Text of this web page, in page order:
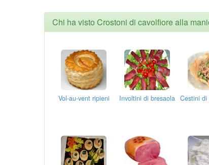
Chi ha visto Crostoni di cavolfiore alla
Vol-au-vent ripieni Involtini di bresaola Cestini di